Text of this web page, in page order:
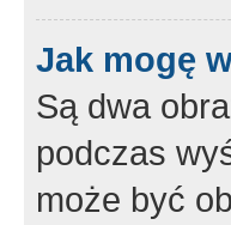
Jak mogę
Są dwa
podczas
może być